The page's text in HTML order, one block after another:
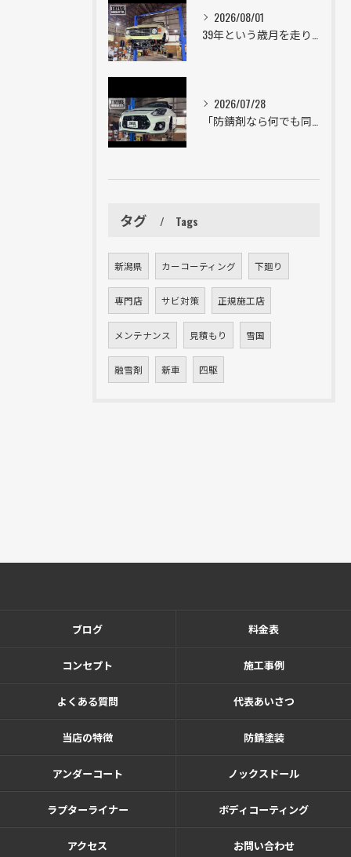
2026/08/01
2026/07/28
タグ Tags
新潟県 カーコーティング 下廻り
専門店 サビ対策 正規施工店
メンテナンス 見積もり 雪国
融雪剤 新車 四駆
ブログ 料金表
コンセプト 施工事例
よくある質問 代表あいさつ
当店の特徴 防錆塗装
アンダーコート ノックスドール
ラプターライナー ボディコーティング
アクセス お問い合わせ